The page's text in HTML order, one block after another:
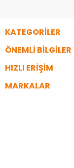
KATEGORİLER
ÖNEMLİ BİLGİLER
HIZLI ERİŞİM
MARKALAR